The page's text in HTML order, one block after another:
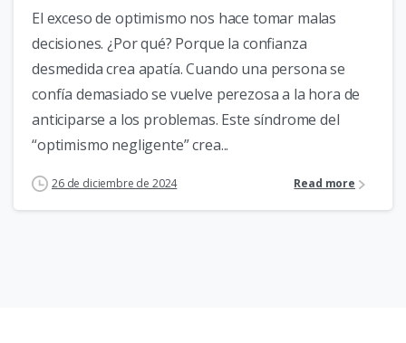
El exceso de optimismo nos hace tomar malas
decisiones. ¿Por qué? Porque la confianza
desmedida crea apatía. Cuando una persona se
confía demasiado se vuelve perezosa a la hora de
anticiparse a los problemas. Este síndrome del
“optimismo negligente” crea...
26 de diciembre de 2024 Read more